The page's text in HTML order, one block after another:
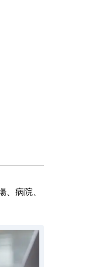
病院、